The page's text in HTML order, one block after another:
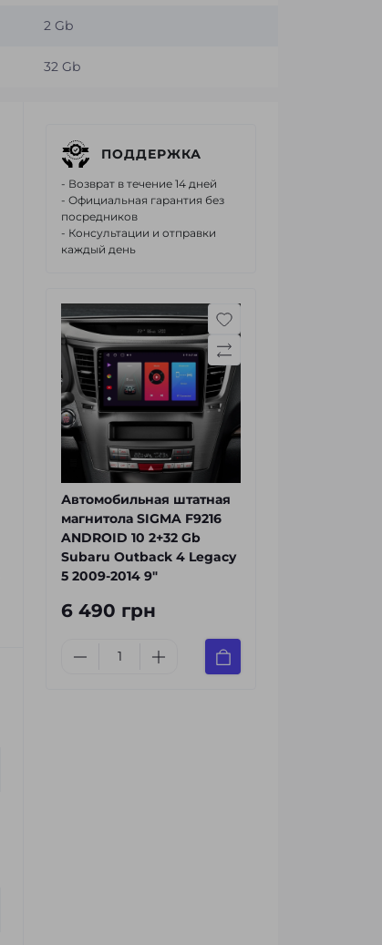
2 Gb
32 Gb
ПОДДЕРЖКА
- Возврат в течение 14 дней
- Официальная гарантия без
посредников
- Консультации и отправки
каждый день
Автомобильная штатная
магнитола SIGMA F9216
ANDROID 10 2+32 Gb
Subaru Outback 4 Legacy
5 2009-2014 9"
6 490 грн